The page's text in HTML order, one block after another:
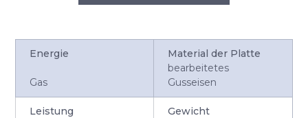
Energie
Gas
Material der Platte
bearbeitetes
Gusseisen
Leistung
Gewicht